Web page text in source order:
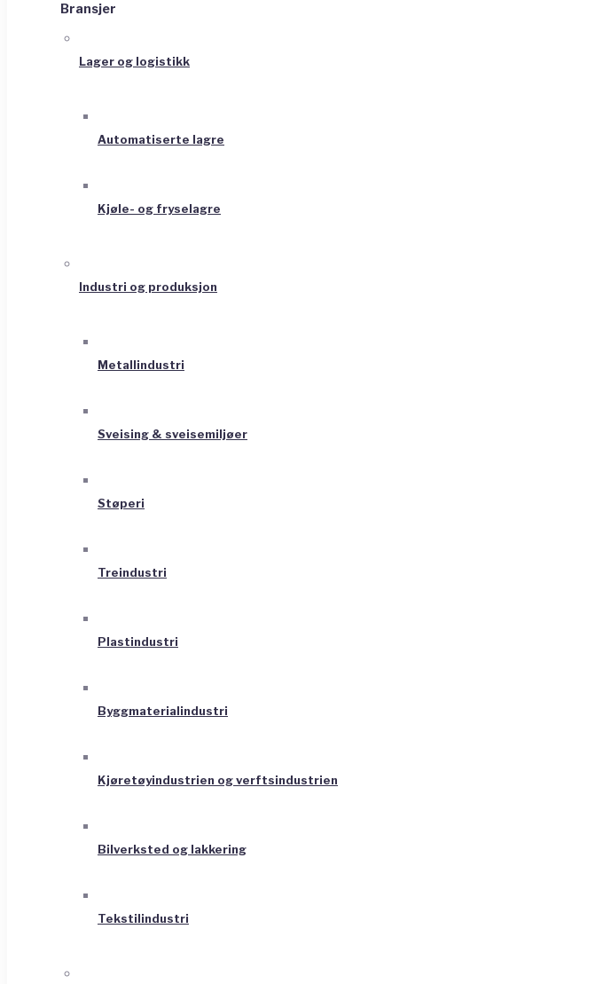
Bransjer
Lager og logistikk
Automatiserte lagre
Kjøle- og fryselagre
Industri og produksjon
Metallindustri
Sveising & sveisemiljøer
Støperi
Treindustri
Plastindustri
Byggmaterialindustri
Kjøretøyindustrien og verftsindustrien
Bilverksted og lakkering
Tekstilindustri